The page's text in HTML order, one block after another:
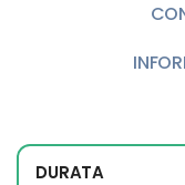
DURATA